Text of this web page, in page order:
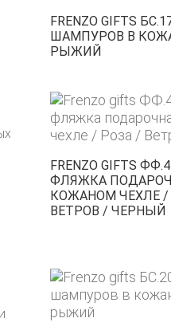
FRENZO GIFTS
ШАМПУРОВ В
РЫЖИЙ
FRENZO GIFTS
ФЛЯЖКА
КОЖАНОМ ЧЕХЛЕ /
ВЕТРОВ / ЧЕРНЫЙ